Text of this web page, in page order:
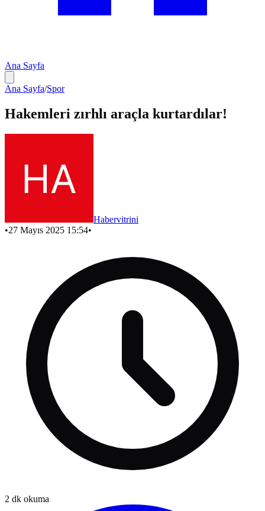
Ana Sayfa
Ana Sayfa/Spor
Hakemleri zırhlı araçla kurtardılar!
Habervitrini
•27 Mayıs 2025 15:54•
2 dk okuma